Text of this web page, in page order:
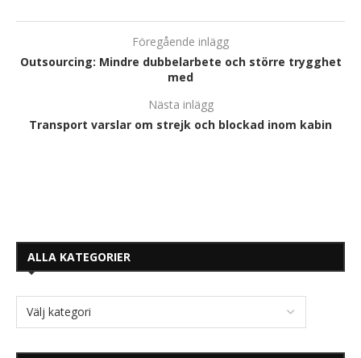
Föregående inlägg
Outsourcing: Mindre dubbelarbete och större trygghet
med
Nästa inlägg
Transport varslar om strejk och blockad inom kabin
ALLA KATEGORIER